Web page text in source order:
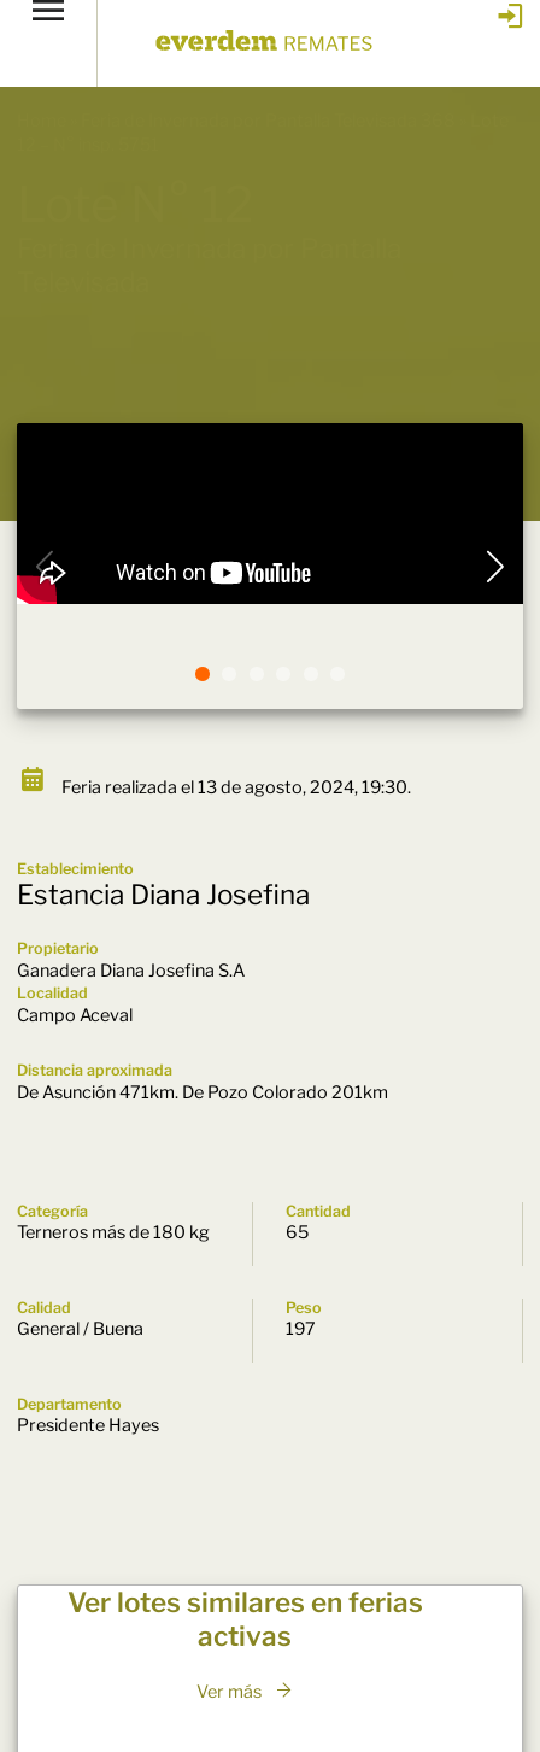
Feria realizada el 13 de agosto, 2024, 19:30.
Establecimiento
Estancia Diana Josefina
Propietario
Ganadera Diana Josefina S.A
Localidad
Campo Aceval
Distancia aproximada
De Asunción 471km. De Pozo Colorado 201km
Categoría
Terneros más de 180 kg
Cantidad
65
Calidad
General / Buena
Peso
197
Departamento
Presidente Hayes
Ver lotes similares en ferias
activas
Ver más